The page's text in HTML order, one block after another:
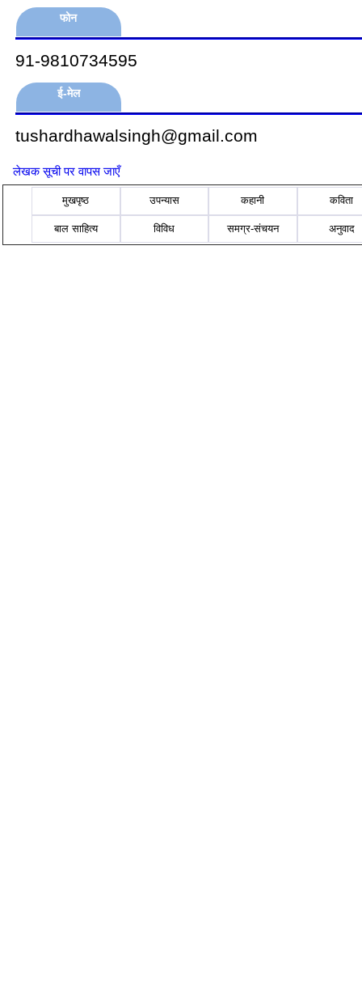
फोन
91-9810734595
ई-मेल
tushardhawalsingh@gmail.com
लेखक सूची पर वापस जाएँ
मुखपृष्ठ उपन्यास कहानी कविता
बाल साहित्य विविध समग्र-संचयन अनुवाद